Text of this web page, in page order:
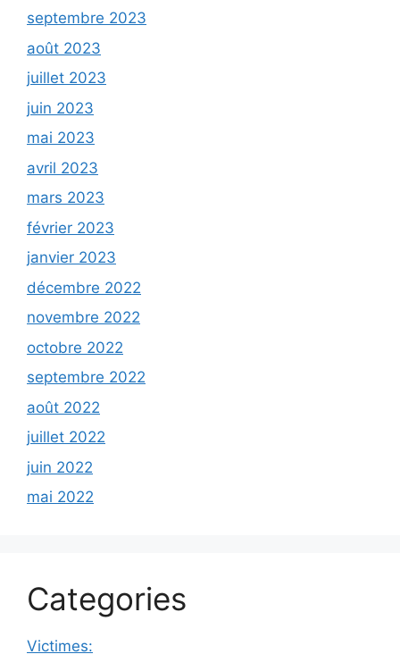
septembre 2023
août 2023
juillet 2023
juin 2023
mai 2023
avril 2023
mars 2023
février 2023
janvier 2023
décembre 2022
novembre 2022
octobre 2022
septembre 2022
août 2022
juillet 2022
juin 2022
mai 2022
Categories
Victimes: